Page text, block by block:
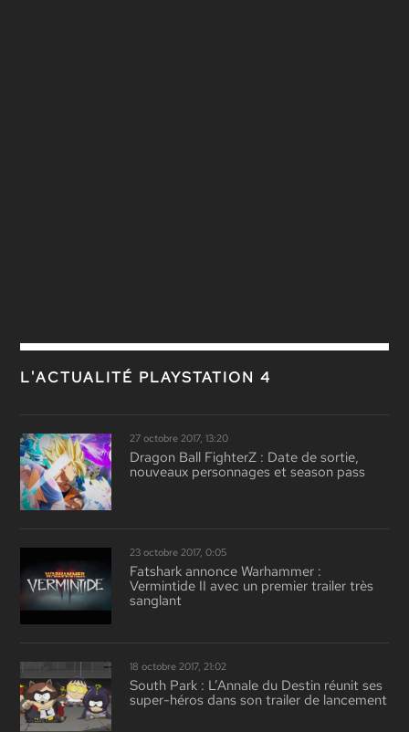
L'ACTUALITÉ PLAYSTATION 4
27 octobre 2017, 13:20
Dragon Ball FighterZ : Date de sortie,
nouveaux personnages et season pass
23 octobre 2017, 0:05
Fatshark annonce Warhammer :
Vermintide II avec un premier trailer très
sanglant
18 octobre 2017, 21:02
South Park : L’Annale du Destin réunit ses
super-héros dans son trailer de lancement